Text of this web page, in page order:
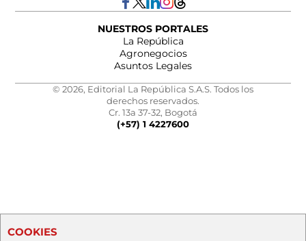
NUESTROS PORTALES
La República
Agronegocios
Asuntos Legales
© 2026, Editorial La República S.A.S. Todos los
derechos reservados.
Cr. 13a 37-32, Bogotá
(+57) 1 4227600
COOKIES